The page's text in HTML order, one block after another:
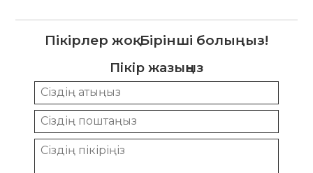
Пікірлер жоқ. Бірінші болыңыз!
Пікір жазыңыз